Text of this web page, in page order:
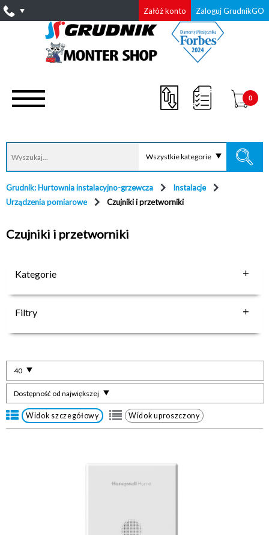
Załóż konto Zaloguj GrudnikGO
Wszystkie kategorie
0
Grudnik: Hurtownia instalacyjno-grzewcza
Instalacje
Urządzenia pomiarowe
Czujniki i przetworniki
Czujniki i przetworniki
Kategorie
Filtry
Dostępność od największej
40
Widok szczegółowy Widok uproszczony